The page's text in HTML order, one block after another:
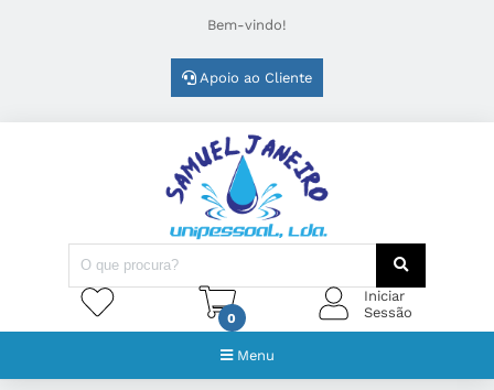
Bem-vindo!
Apoio ao Cliente
0
Iniciar
Sessão
Menu